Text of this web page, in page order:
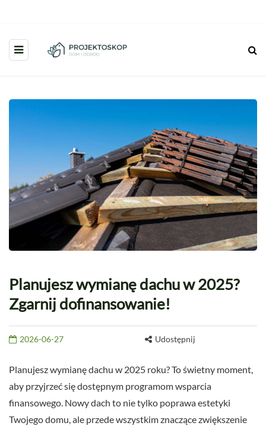
Planujesz wymianę dachu w 2025?
Zgarnij dofinansowanie!
2026-06-27 Udostępnij
Planujesz wymianę dachu w 2025 roku? To świetny moment,
aby przyjrzeć się dostępnym programom wsparcia
finansowego. Nowy dach to nie tylko poprawa estetyki
Twojego domu, ale przede wszystkim znaczące zwiększenie